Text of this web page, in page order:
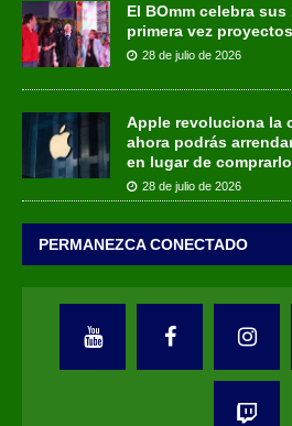
El BOmm celebra
primera vez
28 de julio de 2026
Apple revoluciona la
ahora podrás
en lugar de comprarlo
28 de julio de 2026
PERMANEZCA CONECTADO